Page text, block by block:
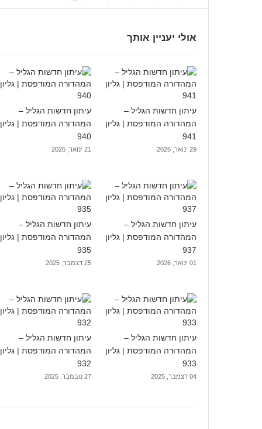
אולי יעניין אותך
עיתון חדשות הגליל –
המהדורה המודפסת | גליון
941
29 ינואר, 2026
עיתון חדשות הגליל –
המהדורה המודפסת | גליון
940
21 ינואר, 2026
עיתון חדשות הגליל –
המהדורה המודפסת | גליון
937
01 ינואר, 2026
עיתון חדשות הגליל –
המהדורה המודפסת | גליון
935
25 דצמבר, 2025
עיתון חדשות הגליל –
המהדורה המודפסת | גליון
933
04 דצמבר, 2025
עיתון חדשות הגליל –
המהדורה המודפסת | גליון
932
27 נובמבר, 2025